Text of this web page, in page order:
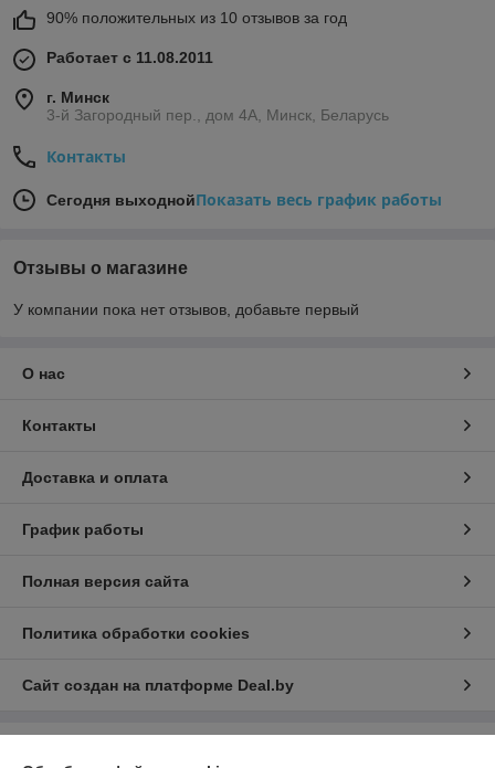
90% положительных из 10 отзывов за год
Работает с 11.08.2011
г. Минск
3-й Загородный пер., дом 4А, Минск, Беларусь
Контакты
Сегодня выходнойПоказать весь график работы
Отзывы о магазине
У компании пока нет отзывов, добавьте первый
О нас
Контакты
Доставка и оплата
График работы
Полная версия сайта
Политика обработки cookies
Сайт создан на платформе Deal.by